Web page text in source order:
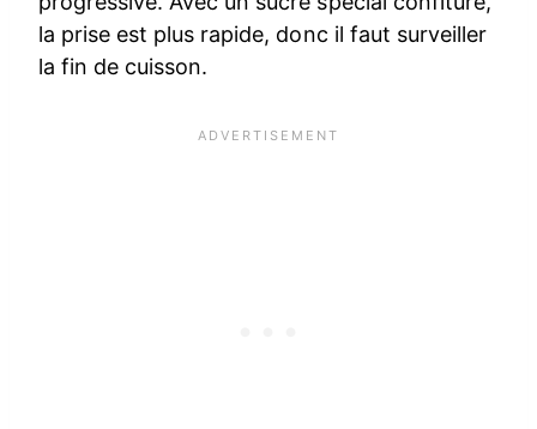
la prise est plus rapide, donc il faut surveiller
la fin de cuisson.